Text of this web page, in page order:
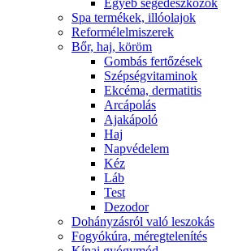
Egyéb segédeszközök
Spa termékek, illóolajok
Reformélelmiszerek
Bőr, haj, köröm
Gombás fertőzések
Szépségvitaminok
Ekcéma, dermatitis
Arcápolás
Ajakápoló
Haj
Napvédelem
Kéz
Láb
Test
Dezodor
Dohányzásról való leszokás
Fogyókúra, méregtelenítés